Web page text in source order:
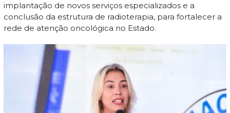
implantação de novos serviços especializados e a
conclusão da estrutura de radioterapia, para fortalecer a
rede de atenção oncológica no Estado.